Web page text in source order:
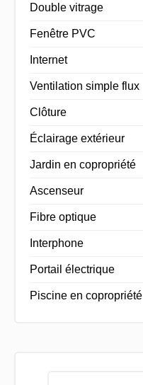
Double vitrage
Fenêtre PVC
Internet
Ventilation simple flux
Clôture
Éclairage extérieur
Jardin en copropriété
Ascenseur
Fibre optique
Interphone
Portail électrique
Piscine en copropriété